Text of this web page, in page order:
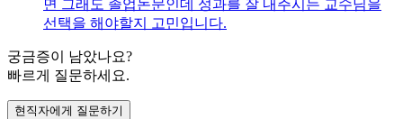
면 그래도 졸업논문인데 성과를 잘 내주시는 교수님을
선택을 해야할지 고민입니다.
궁금증이 남았나요?
빠르게 질문하세요.
현직자에게 질문하기